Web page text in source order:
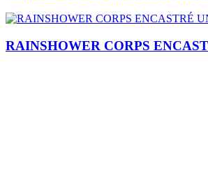
RAINSHOWER CORPS